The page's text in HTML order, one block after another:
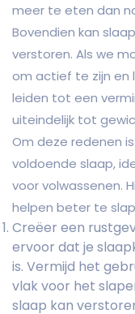
meer te eten dan
Bovendien kan
verstoren. Als we
om actief te zijn en
leiden tot een
uiteindelijk tot
Om deze redenen
voldoende slaap,
voor volwassenen.
helpen beter te
Creëer een
ervoor dat je
is. Vermijd het
vlak voor het
slaap kan